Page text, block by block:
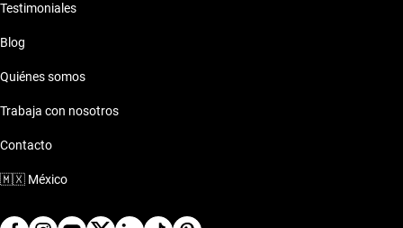
Testimoniales
Blog
Quiénes somos
Trabaja con nosotros
Contacto
🇲🇽 México